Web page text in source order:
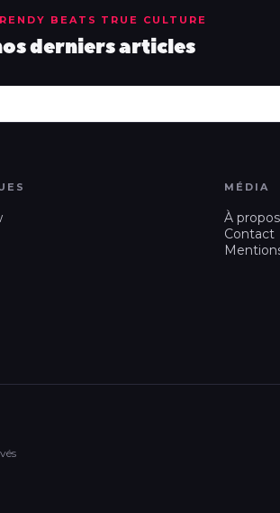
BEATS TRUE CULTURE
derniers articles
MÉDIA
À propos
Contact